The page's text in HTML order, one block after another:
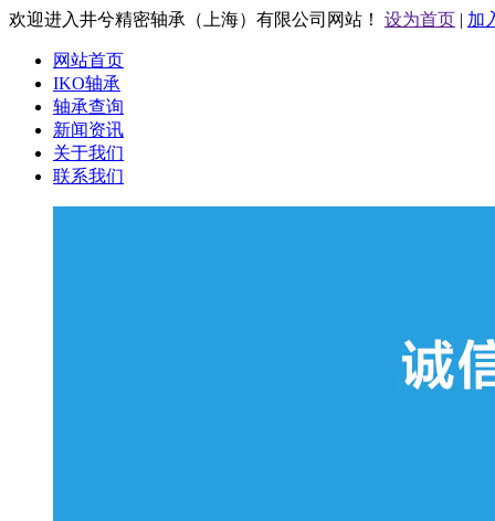
欢迎进入井兮精密轴承（上海）有限公司网站！ 设为首页 | 加
网站首页
IKO轴承
轴承查询
新闻资讯
关于我们
联系我们